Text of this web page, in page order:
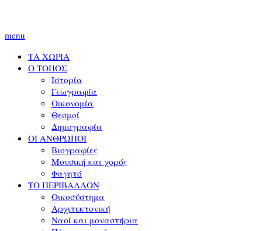
menu
ΤΑ ΧΩΡΙΑ
Ο ΤΟΠΟΣ
Ιστορία
Γεωγραφία
Οικονομία
Θεσμοί
Δημογραφία
ΟΙ ΑΝΘΡΩΠΟΙ
Βιογραφίες
Μουσική και χορός
Φαγητό
ΤΟ ΠΕΡΙΒΑΛΛΟΝ
Οικοσύστημα
Αρχιτεκτονική
Ναοί και μοναστήρια